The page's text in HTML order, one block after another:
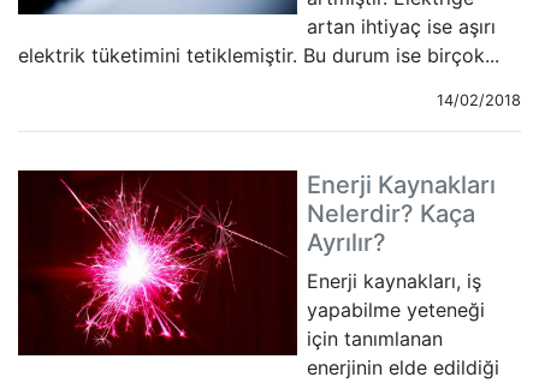
artan ihtiyaç ise aşırı
elektrik tüketimini tetiklemiştir. Bu durum ise birçok...
14/02/2018
Enerji Kaynakları
Nelerdir? Kaça
Ayrılır?
Enerji kaynakları, iş
yapabilme yeteneği
için tanımlanan
enerjinin elde edildiği